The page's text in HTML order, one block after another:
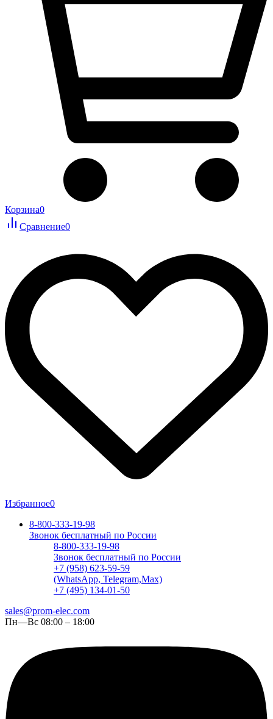
Корзина0
Сравнение0
Избранное0
8-800-333-19-98
Звонок бесплатный по России
8-800-333-19-98
Звонок бесплатный по России
+7 (958) 623-59-59
(WhatsApp, Telegram,Max)
+7 (495) 134-01-50
sales@prom-elec.com
Пн—Вс 08:00 – 18:00